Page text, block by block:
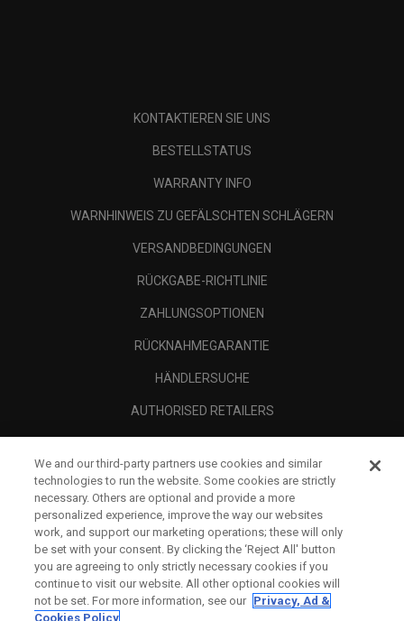
KONTAKTIEREN SIE UNS
BESTELLSTATUS
WARRANTY INFO
WARNHINWEIS ZU GEFÄLSCHTEN SCHLÄGERN
VERSANDBEDINGUNGEN
RÜCKGABE-RICHTLINIE
ZAHLUNGSOPTIONEN
RÜCKNAHMEGARANTIE
HÄNDLERSUCHE
AUTHORISED RETAILERS
UNTERNEHMENSPROFIL
RECHTLICHES-
We and our third-party partners use cookies and similar
technologies to run the website. Some cookies are strictly
necessary. Others are optional and provide a more
personalized experience, improve the way our websites
work, and support our marketing operations; these will only
be set with your consent. By clicking the ‘Reject All' button
you are agreeing to only strictly necessary cookies if you
continue to visit our website. All other optional cookies will
not be set. For more information, see our Privacy, Ad &
Cookies Policy